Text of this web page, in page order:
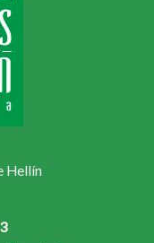
Hellín